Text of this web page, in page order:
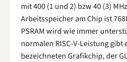
mit 400 (1 und 2) bzw 40 (3)
Arbeitsspeicher am Chip ist
PSRAM wird wie immer
normalen RISC-V-Leistung gibt
bezeichneten Grafikchip, der